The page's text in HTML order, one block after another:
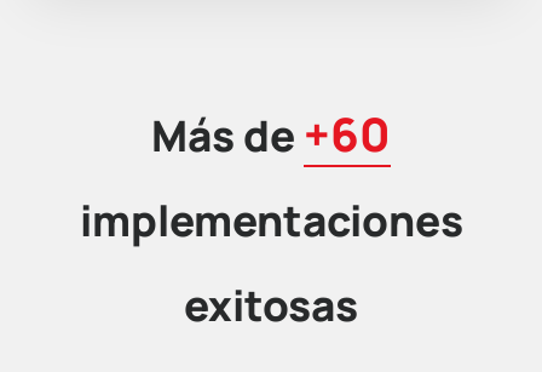
Más de +60
implementaciones
exitosas